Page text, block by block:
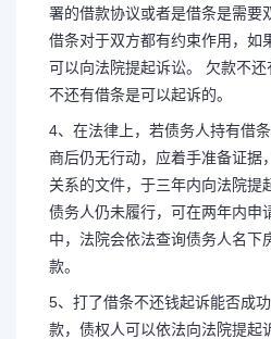
署的借款协议或者是借条是需要
借条对于双方都有约束作用，如
可以向法院提起诉讼。 欠款不
不还有借条是可以起诉的。
4、在法律上，若债务人持有借
商后仍无行动，应着手准备证据
关系的文件，于三年内向法院提
债务人仍未履行，可在两年内申
中，法院会依法查询债务人名下
款。
5、打了借条不还钱起诉能否成
款，债权人可以依法向法院提起